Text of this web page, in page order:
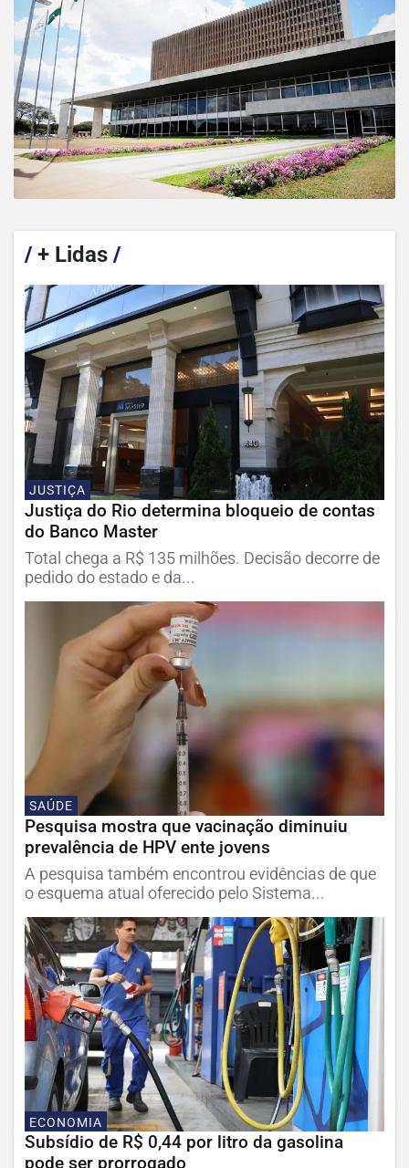
/+ Lidas /
JUSTIÇA
Justiça do Rio determina bloqueio de contas
do Banco Master
Total chega a R$ 135 milhões. Decisão decorre de
pedido do estado e da...
SAÚDE
Pesquisa mostra que vacinação diminuiu
prevalência de HPV ente jovens
A pesquisa também encontrou evidências de que
o esquema atual oferecido pelo Sistema...
ECONOMIA
Subsídio de R$ 0,44 por litro da gasolina
pode ser prorrogado